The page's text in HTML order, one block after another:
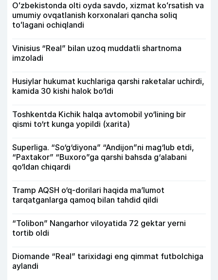
Oʻzbekistonda olti oyda savdo, xizmat koʻrsatish va
umumiy ovqatlanish korxonalari qancha soliq
toʻlagani ochiqlandi
Vinisius “Real” bilan uzoq muddatli shartnoma
imzoladi
Husiylar hukumat kuchlariga qarshi raketalar uchirdi,
kamida 30 kishi halok bo‘ldi
Toshkentda Kichik halqa avtomobil yo‘lining bir
qismi to‘rt kunga yopildi (xarita)
Superliga. “So‘g‘diyona” “Andijon”ni mag‘lub etdi,
“Paxtakor” “Buxoro”ga qarshi bahsda g‘alabani
qo‘ldan chiqardi
Tramp AQSH o‘q-dorilari haqida ma’lumot
tarqatganlarga qamoq bilan tahdid qildi
“Tolibon” Nangarhor viloyatida 72 gektar yerni
tortib oldi
Diomande “Real” tarixidagi eng qimmat futbolchiga
aylandi